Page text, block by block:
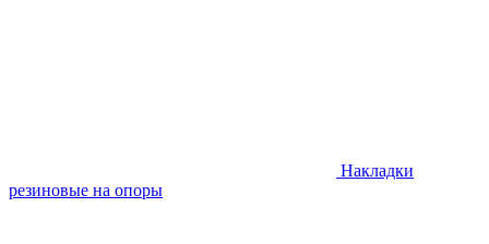
Накладки
резиновые на опоры